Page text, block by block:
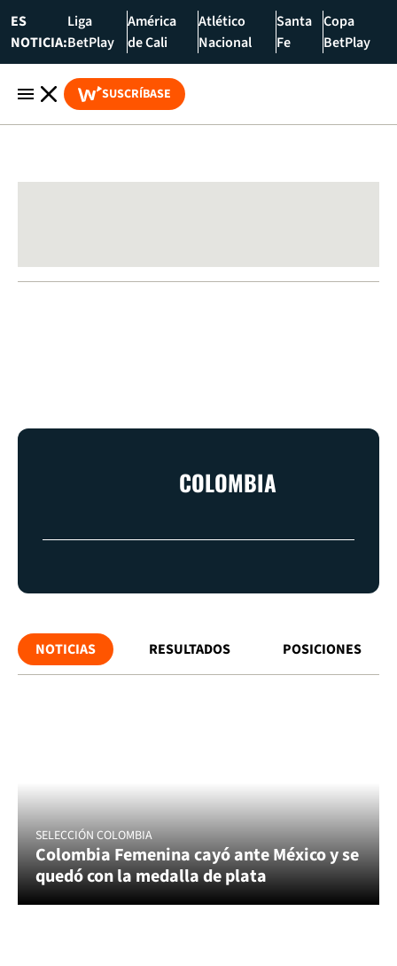
ES
NOTICIA:
Liga
BetPlay
América
de Cali
Atlético
Nacional
Santa
Fe
Copa
BetPlay
SUSCRÍBASE
COLOMBIA
NOTICIAS RESULTADOS POSICIONES
SELECCIÓN COLOMBIA
Colombia Femenina cayó ante México y se
quedó con la medalla de plata